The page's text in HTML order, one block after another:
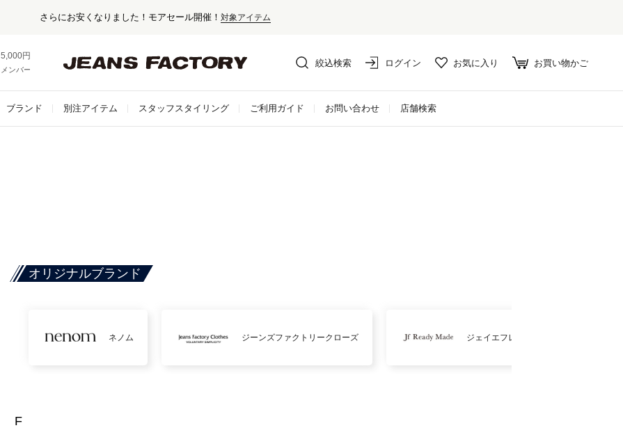
さらにお安くなりました！モアセール開催！ 対象アイテム
5,000円以上お買い上げで送料無料！
メンバー登録でお得な情報をゲット。さらに詳しく
絞込検索 ログイン お気に入り お買い物かご
ブランド 別注アイテム スタッフスタイリング ご利用ガイド お問い合わせ 店舗検索
オリジナルブランド
ネノム ジーンズファクトリークローズ ジェイエフレディメイド
F